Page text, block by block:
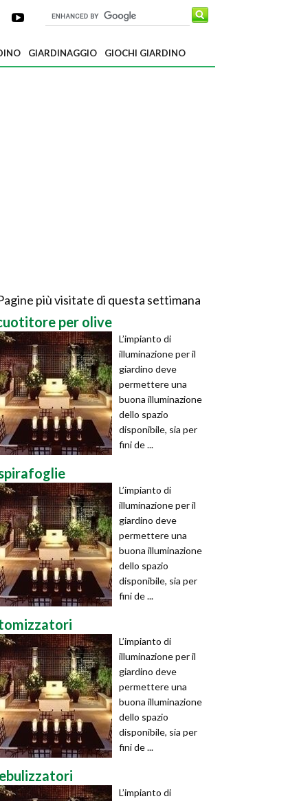
GIARDINAGGIO GIOCHI GIARDINO
più visitate di questa settimana
per olive
L’impianto di
illuminazione per il
giardino deve
permettere una
buona illuminazione
dello spazio
disponibile, sia per
fini de ...
L’impianto di
illuminazione per il
giardino deve
permettere una
buona illuminazione
dello spazio
disponibile, sia per
fini de ...
L’impianto di
illuminazione per il
giardino deve
permettere una
buona illuminazione
dello spazio
disponibile, sia per
fini de ...
L’impianto di